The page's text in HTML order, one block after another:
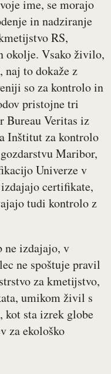
ime, se morajo
in nadziranje
RS,
okolje. Vsako živilo,
naj to dokaže z
so za kontrolo in
pristojne tri
Bureau Veritas iz
Inštitut za kontrolo
Maribor,
Univerze v
certifikate,
tudi kontrolo z
ne izdajajo, v
ne spoštuje pravil
za kmetijstvo,
umikom živil s
kot sta izrek globe
za ekološko